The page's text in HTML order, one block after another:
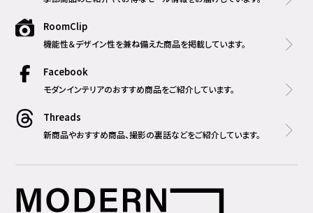
RoomClip
機能性＆デザイン性を兼ね備えた商品を掲載しています。
Facebook
モダンインテリアのおすすめ商品をご紹介しています。
Threads
新商品やおすすめ商品、撮影の裏話などをご紹介しています。